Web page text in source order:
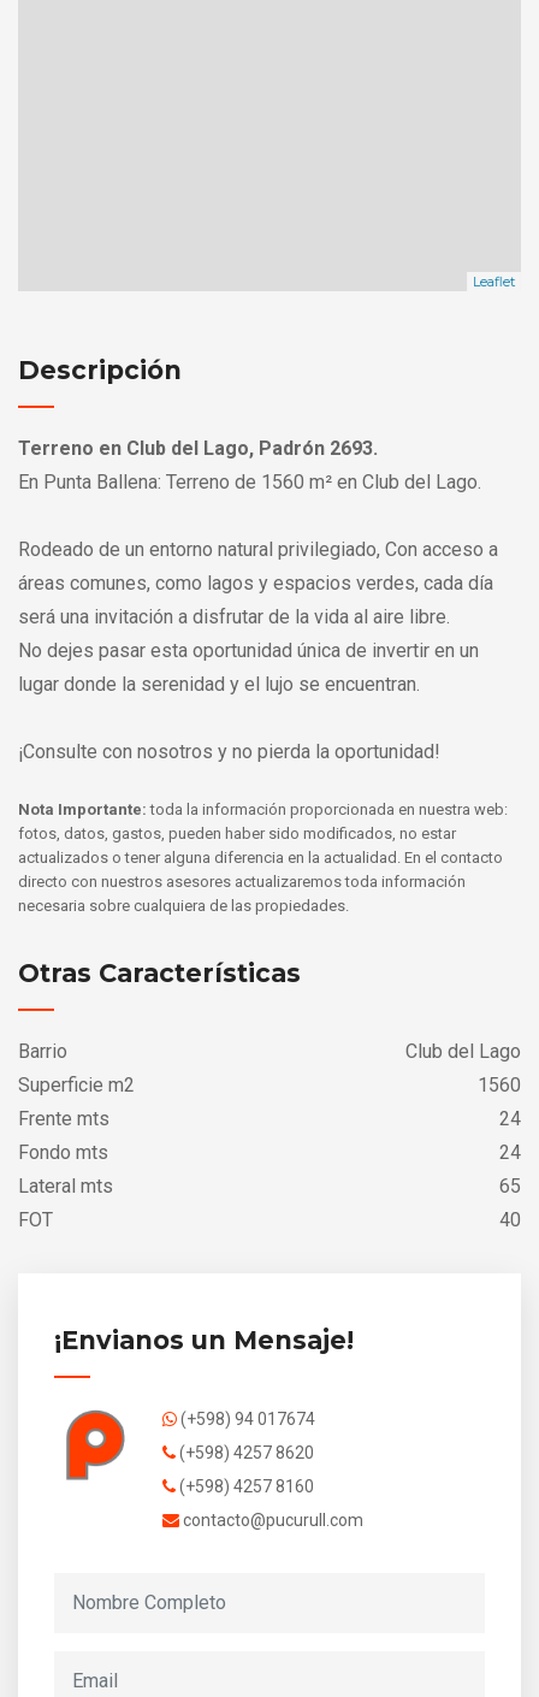
Leaflet
Descripción
Terreno en Club del Lago, Padrón 2693.
En Punta Ballena: Terreno de 1560 m² en Club del Lago.
Rodeado de un entorno natural privilegiado, Con acceso a
áreas comunes, como lagos y espacios verdes, cada día
será una invitación a disfrutar de la vida al aire libre.
No dejes pasar esta oportunidad única de invertir en un
lugar donde la serenidad y el lujo se encuentran.
¡Consulte con nosotros y no pierda la oportunidad!
Nota Importante:toda la información proporcionada en nuestra web:
fotos, datos, gastos, pueden haber sido modificados, no estar
actualizados o tener alguna diferencia en la actualidad. En el contacto
directo con nuestros asesores actualizaremos toda información
necesaria sobre cualquiera de las propiedades.
Otras Características
Barrio
Club del Lago
Superficie m2
1560
Frente mts
24
Fondo mts
24
Lateral mts
65
FOT
40
¡Envianos un Mensaje!
(+598) 94 017674
(+598) 4257 8620
(+598) 4257 8160
contacto@pucurull.com